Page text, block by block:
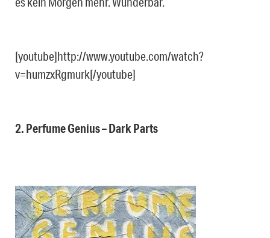
[youtube]http://www.youtube.com/watch?
v=humzxRgmurk[/youtube]
2. Perfume Genius – Dark Parts